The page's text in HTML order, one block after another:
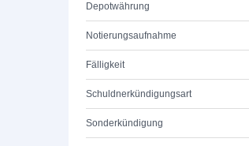
Depotwährung
Notierungsaufnahme
Fälligkeit
Schuldnerkündigungsart
Sonderkündigung